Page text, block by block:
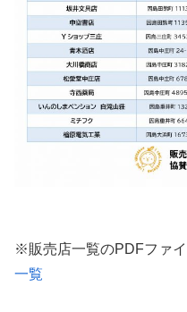
※販売店一覧のPDFフ
一覧